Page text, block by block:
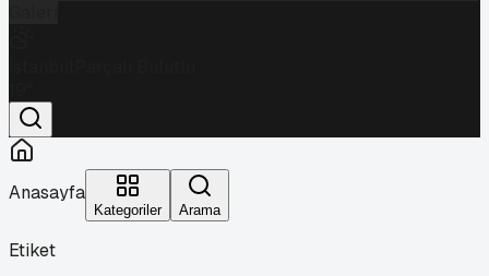
Anasayfa
Kategoriler Arama
Etiket